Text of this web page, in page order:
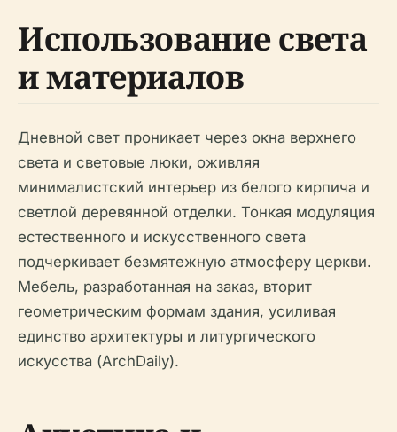
Использование света
и материалов
Дневной свет проникает через окна верхнего
света и световые люки, оживляя
минималистский интерьер из белого кирпича и
светлой деревянной отделки. Тонкая модуляция
естественного и искусственного света
подчеркивает безмятежную атмосферу церкви.
Мебель, разработанная на заказ, вторит
геометрическим формам здания, усиливая
единство архитектуры и литургического
искусства (ArchDaily).